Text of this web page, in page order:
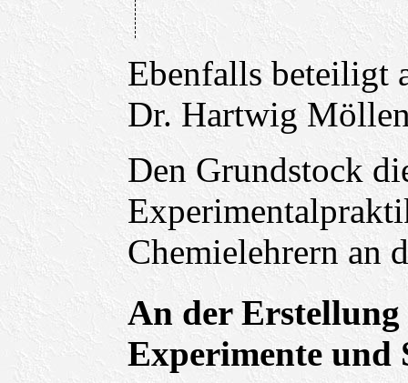
Ebenfalls beteiligt
Dr. Hartwig
Den Grundstock
Chemielehrern an
An der
Experimente